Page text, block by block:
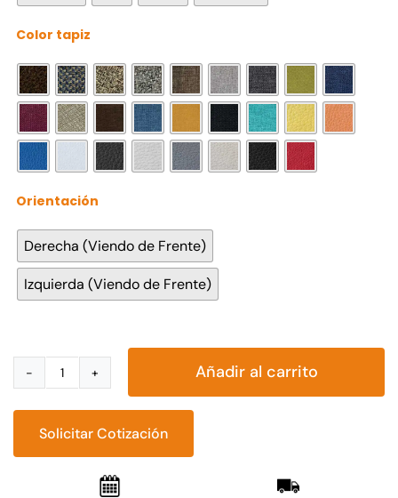
Color tapiz
Orientación
Derecha (Viendo de Frente)
Izquierda (Viendo de Frente)
Sala
Esquinera
con
Sofá
Añadir al carrito
Solicitar Cotización